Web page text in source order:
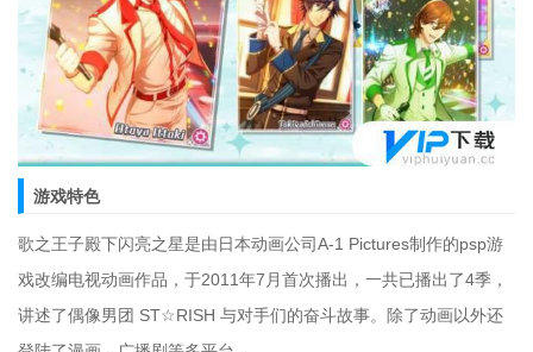
游戏特色
歌之王子殿下闪亮之星是由日本动画公司A-1 Pictures制作的psp游
戏改编电视动画作品，于2011年7月首次播出，一共已播出了4季，
讲述了偶像男团 ST☆RISH 与对手们的奋斗故事。除了动画以外还